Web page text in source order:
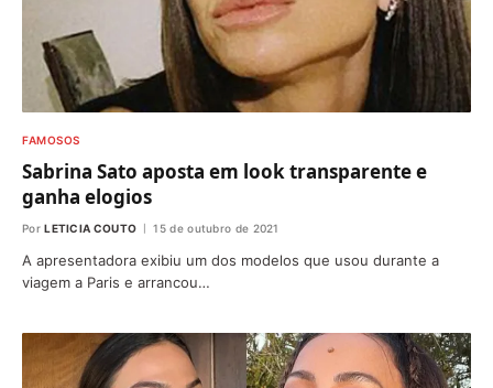
FAMOSOS
Sabrina Sato aposta em look transparente e
ganha elogios
Por LETICIA COUTO 15 de outubro de 2021
A apresentadora exibiu um dos modelos que usou durante a
viagem a Paris e arrancou…